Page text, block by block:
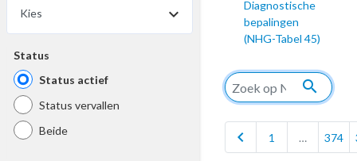
Kies
Status
Status actief
Status vervallen
Beide
Diagnostische
bepalingen
(NHG-Tabel 45)
search
chevron_left 1 … 374